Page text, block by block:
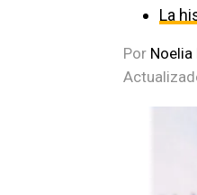
La
Por Noelia